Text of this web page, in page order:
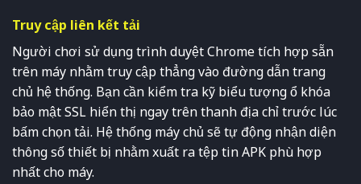
Truy cập liên kết tải
Người chơi sử dụng trình duyệt Chrome tích hợp sẵn
trên máy nhằm truy cập thẳng vào đường dẫn trang
chủ hệ thống. Bạn cần kiểm tra kỹ biểu tượng ổ khóa
bảo mật SSL hiển thị ngay trên thanh địa chỉ trước lúc
bấm chọn tải. Hệ thống máy chủ sẽ tự động nhận diện
thông số thiết bị nhằm xuất ra tệp tin APK phù hợp
nhất cho máy.